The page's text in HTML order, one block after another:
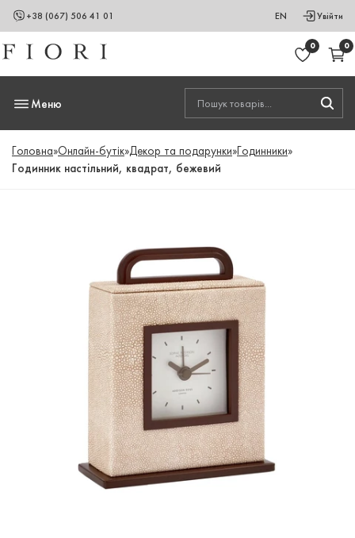
+38 (067) 506 41 01 EN Увійти
0 0
Меню
Головна»Онлайн-бутік»Декор та подарунки»Годинники»
Годинник настільний, квадрат, бежевий